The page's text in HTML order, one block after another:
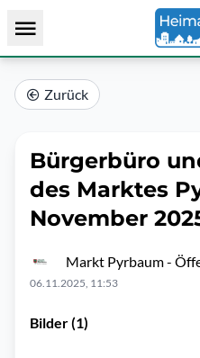
Zurück
Bürgerbüro
des Marktes
November
Markt Pyrbaum -
06.11.2025, 11:53
Bilder (1)